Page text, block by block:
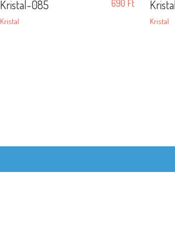
Kristal-085
Kristal
690 Ft
Kristal
© Copyright 2020 ·Frédo Fonal és Gobelin